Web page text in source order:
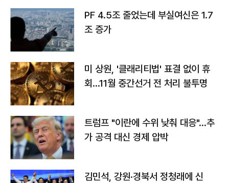
PF 4.5조 줄었는데 부실여신은 1.7
조 증가
미 상원, '클래리티법' 표결 없이 휴
회…11월 중간선거 전 처리 불투명
트럼프 "이란에 수위 낮춰 대응"…추
가 공격 대신 경제 압박
김민석, 강원·경북서 정청래에 신